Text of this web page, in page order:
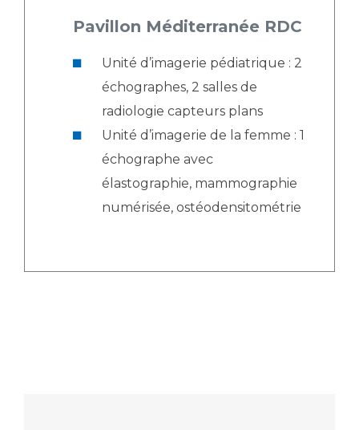
Pavillon Méditerranée RDC
Unité d’imagerie pédiatrique : 2
échographes, 2 salles de
radiologie capteurs plans
Unité d’imagerie de la femme : 1
échographe avec
élastographie, mammographie
numérisée, ostéodensitométrie